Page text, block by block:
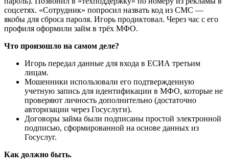
соцсетях. «Сотрудник» попросил назвать код из СМС —
якобы для сброса пароля. Игорь продиктовал. Через час с его
профиля оформили займ в трёх МФО.
Что произошло на самом деле?
Игорь передал данные для входа в ЕСИА третьим
лицам.
Мошенники использовали его подтвержденную
учетную запись для идентификации в МФО, которые не
проверяют личность дополнительно (достаточно
авторизации через Госуслуги).
Договоры займа были подписаны простой электронной
подписью, сформированной на основе данных из
Госуслуг.
Как должно быть.